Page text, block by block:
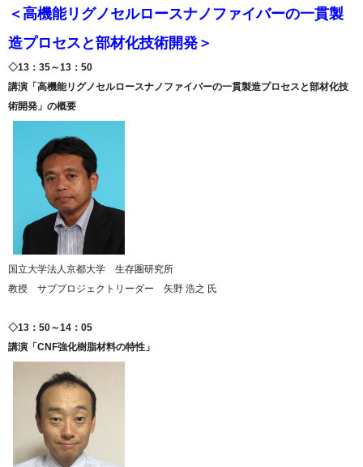
＜高機能リグノセルロースナノファイバーの一貫製
造プロセスと部材化技術開発＞
◇13：35～13：50
講演「高機能リグノセルロースナノファイバーの一貫製造プロセスと部材化技
術開発」の概要
国立大学法人京都大学 生存圏研究所
教授 サブプロジェクトリーダー 矢野 浩之 氏
◇13：50～14：05
講演「CNF強化樹脂材料の特性」